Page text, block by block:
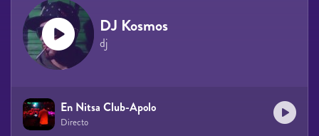
DJ Kosmos
dj
En Nitsa Club-Apolo
Directo